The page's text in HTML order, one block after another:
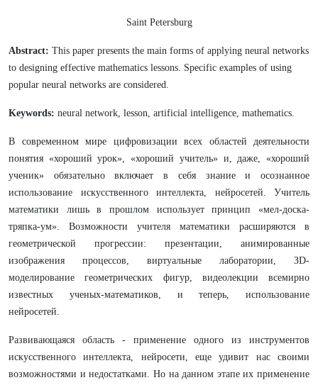
Saint Petersburg
Abstract: This paper presents the main forms of applying neural networks
to designing effective mathematics lessons. Specific examples of using
popular neural networks are considered.
Keywords: neural network, lesson, artificial intelligence, mathematics.
В современном мире цифровизации всех областей деятельности
понятия «хороший урок», «хороший учитель» и, даже, «хороший
ученик» обязательно включает в себя знание и осознанное
использование искусственного интеллекта, нейросетей. Учитель
математики лишь в прошлом использует принцип «мел-доска-
тряпка-ум». Возможности учителя математики расширяются в
геометрической прогрессии: презентации, анимированные
изображения процессов, виртуальные лаборатории, ЗD-
моделирование геометрических фигур, видеолекции всемирно
известных ученых-математиков, и теперь, использование
нейросетей.
Развивающаяся область - применение одного из инструментов
искусственного интеллекта, нейросети, еще удивит нас своими
возможностями и недостатками. Но на данном этапе их применение